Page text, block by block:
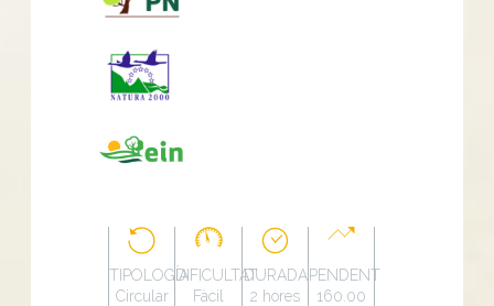
TIPOLOGÍA
Circular
DIFICULTAT
Fàcil
DURADA
2 hores
PENDENT
160.00